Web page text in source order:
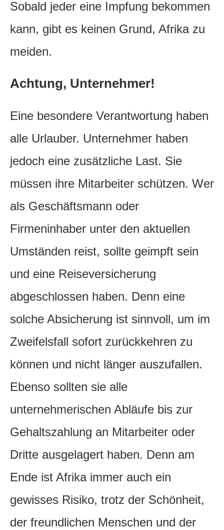
Sobald jeder eine Impfung bekommen
kann, gibt es keinen Grund, Afrika zu
meiden.
Achtung, Unternehmer!
Eine besondere Verantwortung haben
alle Urlauber. Unternehmer haben
jedoch eine zusätzliche Last. Sie
müssen ihre Mitarbeiter schützen. Wer
als Geschäftsmann oder
Firmeninhaber unter den aktuellen
Umständen reist, sollte geimpft sein
und eine Reiseversicherung
abgeschlossen haben. Denn eine
solche Absicherung ist sinnvoll, um im
Zweifelsfall sofort zurückkehren zu
können und nicht länger auszufallen.
Ebenso sollten sie alle
unternehmerischen Abläufe bis zur
Gehaltszahlung an Mitarbeiter oder
Dritte ausgelagert haben. Denn am
Ende ist Afrika immer auch ein
gewisses Risiko, trotz der Schönheit,
der freundlichen Menschen und der